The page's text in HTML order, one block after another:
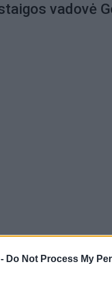
Do Not Process My
vadovė